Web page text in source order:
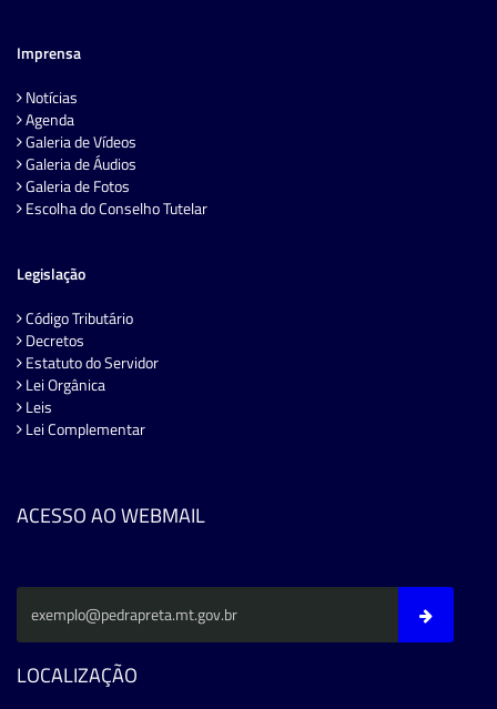
Imprensa
Notícias
Agenda
Galeria de Vídeos
Galeria de Áudios
Galeria de Fotos
Escolha do Conselho Tutelar
Legislação
Código Tributário
Decretos
Estatuto do Servidor
Lei Orgânica
Leis
Lei Complementar
ACESSO AO WEBMAIL
LOCALIZAÇÃO